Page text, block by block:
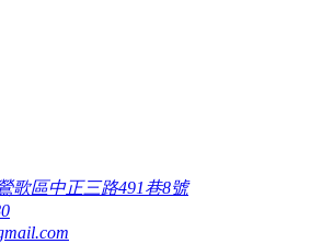
歌區中正三路491巷8號